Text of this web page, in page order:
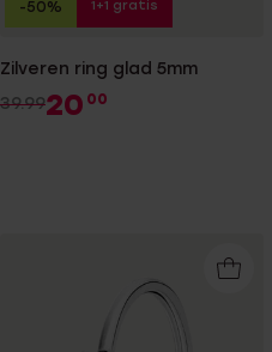
Zilveren ring glad 5mm
39.9920 00
-50% 1+1 gratis